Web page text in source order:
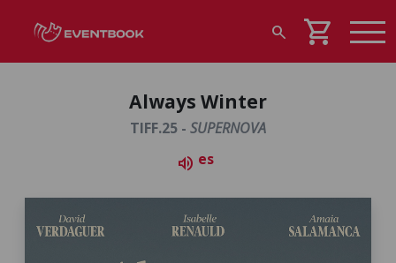
search shopping_cart
Always Winter
TIFF.25 - SUPERNOVA
volume_up es